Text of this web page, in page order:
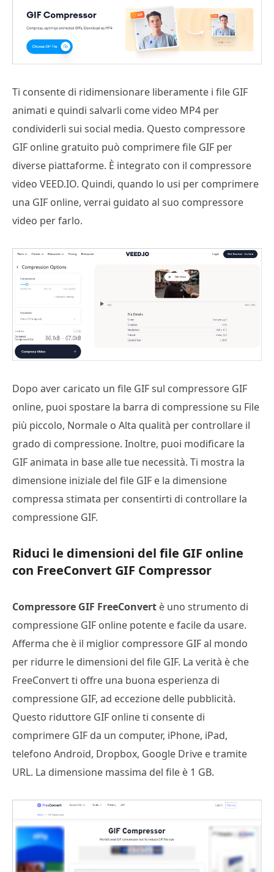
Ti consente di ridimensionare liberamente i file GIF
animati e quindi salvarli come video MP4 per
condividerli sui social media. Questo compressore
GIF online gratuito può comprimere file GIF per
diverse piattaforme. È integrato con il compressore
video VEED.IO. Quindi, quando lo usi per comprimere
una GIF online, verrai guidato al suo compressore
video per farlo.
Dopo aver caricato un file GIF sul compressore GIF
online, puoi spostare la barra di compressione su File
più piccolo, Normale o Alta qualità per controllare il
grado di compressione. Inoltre, puoi modificare la
GIF animata in base alle tue necessità. Ti mostra la
dimensione iniziale del file GIF e la dimensione
compressa stimata per consentirti di controllare la
compressione GIF.
Riduci le dimensioni del file GIF online
con FreeConvert GIF Compressor
Compressore GIF FreeConvert è uno strumento di
compressione GIF online potente e facile da usare.
Afferma che è il miglior compressore GIF al mondo
per ridurre le dimensioni del file GIF. La verità è che
FreeConvert ti offre una buona esperienza di
compressione GIF, ad eccezione delle pubblicità.
Questo riduttore GIF online ti consente di
comprimere GIF da un computer, iPhone, iPad,
telefono Android, Dropbox, Google Drive e tramite
URL. La dimensione massima del file è 1 GB.